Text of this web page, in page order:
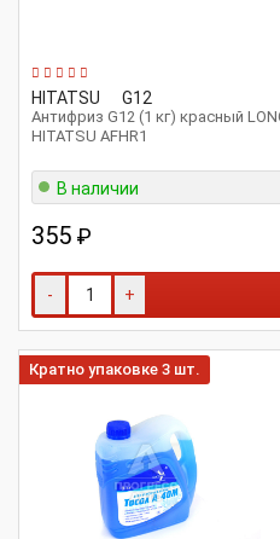
HITATSU G12
Антифриз G12 (1 кг) красный
HITATSU AFHR1
В наличии
355 ₽
- +
Кратно упаковке 3 шт.